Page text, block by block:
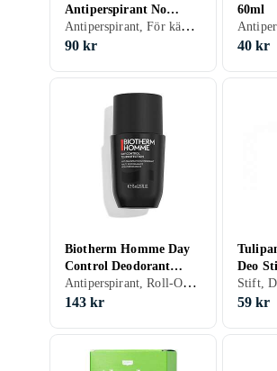
Antiperspirant No
White Marks Roll-On
50ml
Antiperspirant, För känslig hud, Lämnar inga märken, Roll-On, Dam, Herr, 50 ml
90 kr
60ml
40 kr
Biotherm Homme Day
Control Deodorant
Roll-On Anti-
Perspirant 72H 75 ml
Antiperspirant, Roll-On, Herr
143 kr
Deo
Stift,
59 kr